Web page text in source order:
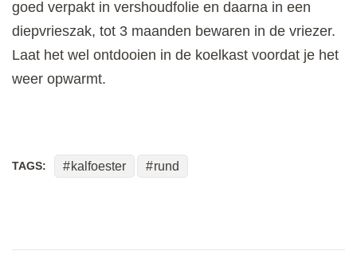
goed verpakt in vershoudfolie en daarna in een
diepvrieszak, tot 3 maanden bewaren in de vriezer.
Laat het wel ontdooien in de koelkast voordat je het
weer opwarmt.
TAGS: kalfoester rund